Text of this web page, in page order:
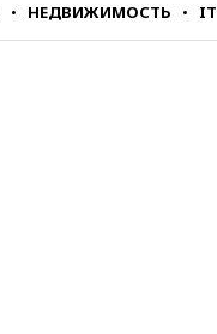
НЕДВИЖИМОСТЬ IT